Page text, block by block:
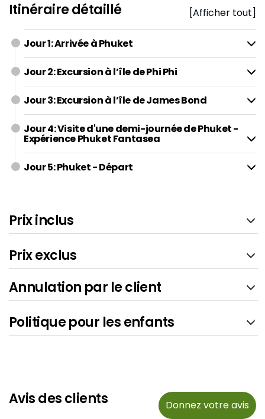
Itinéraire détaillé [Afficher tout]
Jour 1: Arrivée à Phuket
Jour 2: Excursion à l’île de Phi Phi
Jour 3: Excursion à l’île de James Bond
Jour 4: Visite d'une demi-journée de Phuket -
Expérience Phuket Fantasea
Jour 5: Phuket - Départ
Prix inclus
Prix exclus
Annulation par le client
Politique pour les enfants
Avis des clients Donnez votre avis